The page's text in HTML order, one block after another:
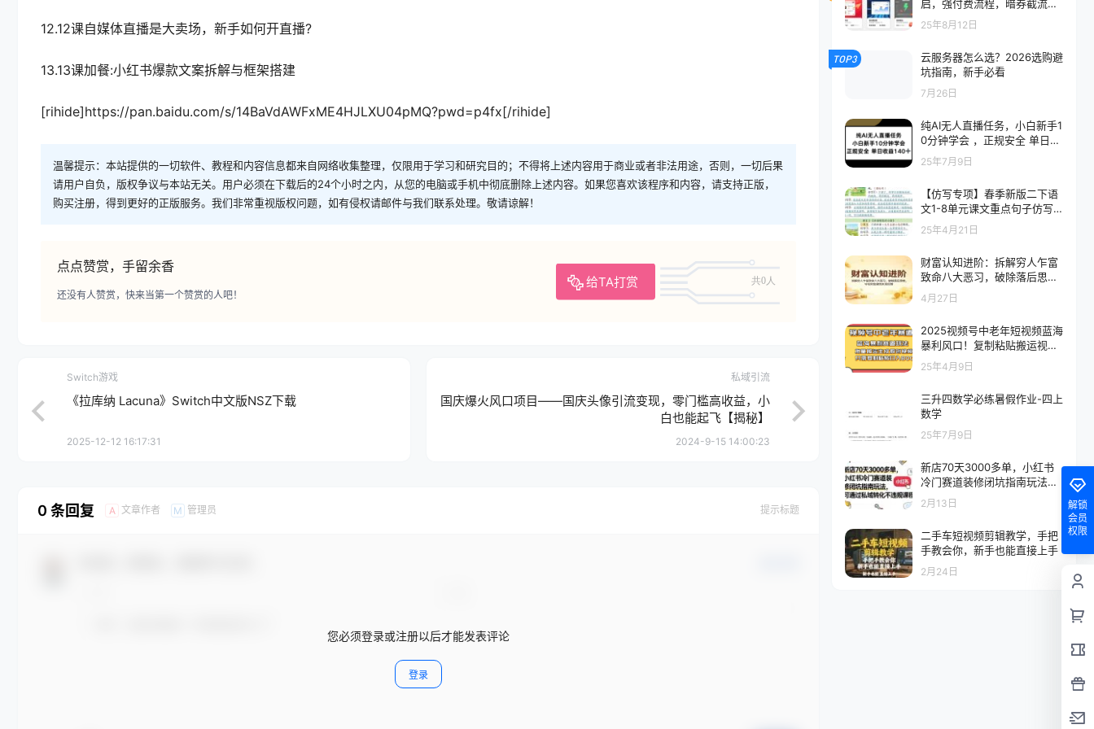
12.12课自媒体直播是大卖场，新手如何开直播?
13.13课加餐:小红书爆款文案拆解与框架搭建
[rihide]https://pan.baidu.com/s/14BaVdAWFxME4HJLXU04pMQ?pwd=p4fx[/rihide]
温馨提示：本站提供的一切软件、教程和内容信息都来自网络收集整理，仅限用于学习和研究目的；不得将上述内容用于商业或者非法用途，否则，一切后果
请用户自负，版权争议与本站无关。用户必须在下载后的24个小时之内，从您的电脑或手机中彻底删除上述内容。如果您喜欢该程序和内容，请支持正版，
购买注册，得到更好的正版服务。我们非常重视版权问题，如有侵权请邮件与我们联系处理。敬请谅解！
点点赞赏，手留余香
给TA打赏 共0人
还没有人赞赏，快来当第一个赞赏的人吧！
Switch游戏
《拉库纳 Lacuna》Switch中文版NSZ下载
2025-12-12 16:17:31
私域引流
国庆爆火风口项目——国庆头像引流变现，零门槛高收益，小
白也能起飞【揭秘】
2024-9-15 14:00:23
0 条回复 A 文章作者 M 管理员 提示标题
您必须登录或注册以后才能发表评论
登录
启，强付费流程，暗券截流，
5-7月已验证的方法
25年8月12日
TOP3
云服务器怎么选？2026选购避
坑指南，新手必看
7月26日
纯AI无人直播任务，小白新手1
0分钟学会 ，正规安全 单日收
益140+
25年7月9日
【仿写专项】春季新版二下语
文1-8单元课文重点句子仿写
（14页）
25年4月21日
财富认知进阶：拆解穷人乍富
致命八大恶习，破除落后思
维，守住财富避免阶层回落
4月27日
2025视频号中老年短视频蓝海
暴利风口！复制粘贴搬运视频
单日赚800+，无…
25年4月9日
三升四数学必练暑假作业-四上
数学
25年7月9日
新店70天3000多单，小红书
冷门赛道装修闭坑指南玩法，
可通过私域转化不违规课程
2月13日
二手车短视频剪辑教学，手把
手教会你，新手也能直接上手
2月24日
解锁
会员
权限